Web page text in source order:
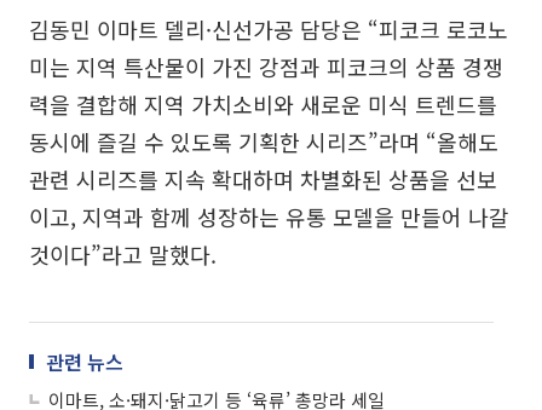
김동민 이마트 델리·신선가공 담당은 “피코크 로코노
미는 지역 특산물이 가진 강점과 피코크의 상품 경쟁
력을 결합해 지역 가치소비와 새로운 미식 트렌드를
동시에 즐길 수 있도록 기획한 시리즈”라며 “올해도
관련 시리즈를 지속 확대하며 차별화된 상품을 선보
이고, 지역과 함께 성장하는 유통 모델을 만들어 나갈
것이다”라고 말했다.
관련 뉴스
이마트, 소·돼지·닭고기 등 ‘육류’ 총망라 세일